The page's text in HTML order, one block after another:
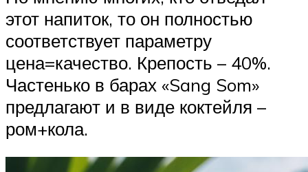
этот напиток, то он полностью
соответствует параметру
цена=качество. Крепость – 40%.
Частенько в барах «Sang Som»
предлагают и в виде коктейля –
ром+кола.